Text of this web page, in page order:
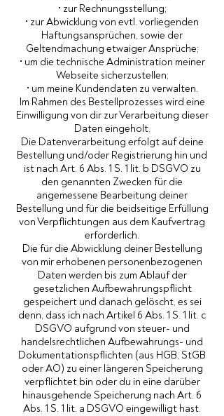
• zur Rechnungsstellung;
• zur Abwicklung von evtl. vorliegenden
Haftungsansprüchen, sowie der
Geltendmachung etwaiger Ansprüche;
• um die technische Administration meiner
Webseite sicherzustellen;
• um meine Kundendaten zu verwalten.
Im Rahmen des Bestellprozesses wird eine
Einwilligung von dir zur Verarbeitung dieser
Daten eingeholt.
Die Datenverarbeitung erfolgt auf deine
Bestellung und/oder Registrierung hin und
ist nach Art. 6 Abs. 1 S. 1 lit. b DSGVO zu
den genannten Zwecken für die
angemessene Bearbeitung deiner
Bestellung und für die beidseitige Erfüllung
von Verpflichtungen aus dem Kaufvertrag
erforderlich.
Die für die Abwicklung deiner Bestellung
von mir erhobenen personenbezogenen
Daten werden bis zum Ablauf der
gesetzlichen Aufbewahrungspflicht
gespeichert und danach gelöscht, es sei
denn, dass ich nach Artikel 6 Abs. 1 S. 1 lit. c
DSGVO aufgrund von steuer- und
handelsrechtlichen Aufbewahrungs- und
Dokumentationspflichten (aus HGB, StGB
oder AO) zu einer längeren Speicherung
verpflichtet bin oder du in eine darüber
hinausgehende Speicherung nach Art. 6
Abs. 1 S. 1 lit. a DSGVO eingewilligt hast.